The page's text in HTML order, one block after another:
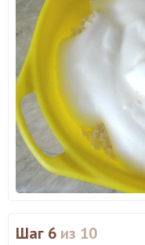
Шаг 6 из 10